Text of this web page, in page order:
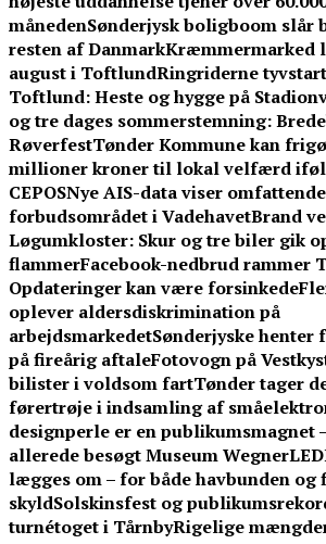
månedenSønderjysk boligboom slår
resten af DanmarkKræmmermarked
august i ToftlundRingriderne
Toftlund: Heste og hygge på
og tre dages sommerstemning:
RøverfestTønder Kommune kan
millioner kroner til lokal velfærd
CEPOSNye AIS-data viser
forbudsområdet i VadehavetBrand
Løgumkloster: Skur og tre biler gik
flammerFacebook-nedbrud rammer
Opdateringer kan være forsinkede
oplever aldersdiskrimination på
arbejdsmarkedetSønderjyske
på fireårig aftaleFotovogn på
bilister i voldsom fartTønder tager
førertrøje i indsamling af
designperle er en publikumsmagnet
allerede besøgt Museum Wegner
lægges om – for både havbunden og
skyldSolskinsfest og
turnétoget i TårnbyRigelige